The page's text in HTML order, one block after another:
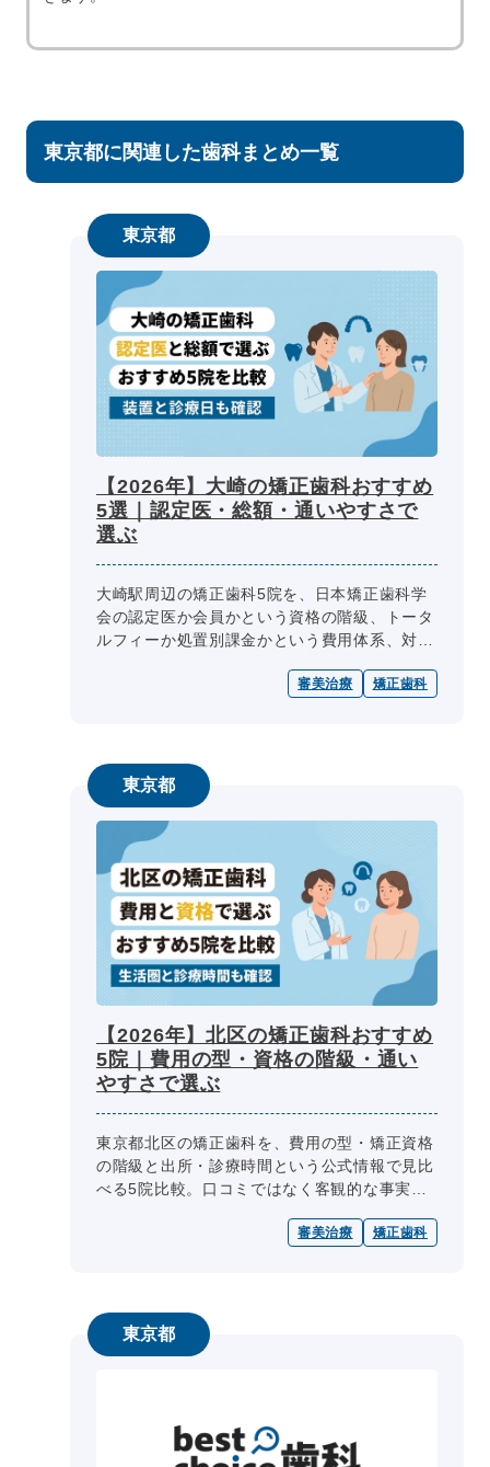
東京都に関連した歯科まとめ一覧
東京都
【2026年】大崎の矯正歯科おすすめ
5選｜認定医・総額・通いやすさで
選ぶ
大崎駅周辺の矯正歯科5院を、日本矯正歯科学
会の認定医か会員かという資格の階級、トータ
ルフィーか処置別課金かという費用体系、対応
しで、ベストチョイス編集部が公式...
審美治療 矯正歯科
東京都
【2026年】北区の矯正歯科おすすめ
5院｜費用の型・資格の階級・通い
やすさで選ぶ
東京都北区の矯正歯科を、費用の型・矯正資格
の階級と出所・診療時間という公式情報で見比
べる5院比較。口コミではなく客観的な事実
審美治療 矯正歯科
東京都